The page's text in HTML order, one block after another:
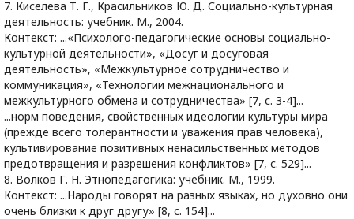
7. Киселева Т. Г., Красильников Ю. Д. Социально-культурная
деятельность: учебник. М., 2004.
Контекст: ...«Психолого-педагогические основы социально-
культурной деятельности», «Досуг и досуговая
деятельность», «Межкультурное сотрудничество и
коммуникация», «Технологии межнационального и
межкультурного обмена и сотрудничества» [7, с. 3-4]...
...норм поведения, свойственных идеологии культуры мира
(прежде всего толерантности и уважения прав человека),
культивирование позитивных ненасильственных методов
предотвращения и разрешения конфликтов» [7, с. 529]...
8. Волков Г. Н. Этнопедагогика: учебник. М., 1999.
Контекст: ...Народы говорят на разных языках, но духовно они
очень близки к друг другу» [8, с. 154]...